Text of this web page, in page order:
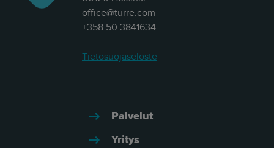
office@turre.com
+358 50 3841634
Tietosuojaseloste
Palvelut
Yritys